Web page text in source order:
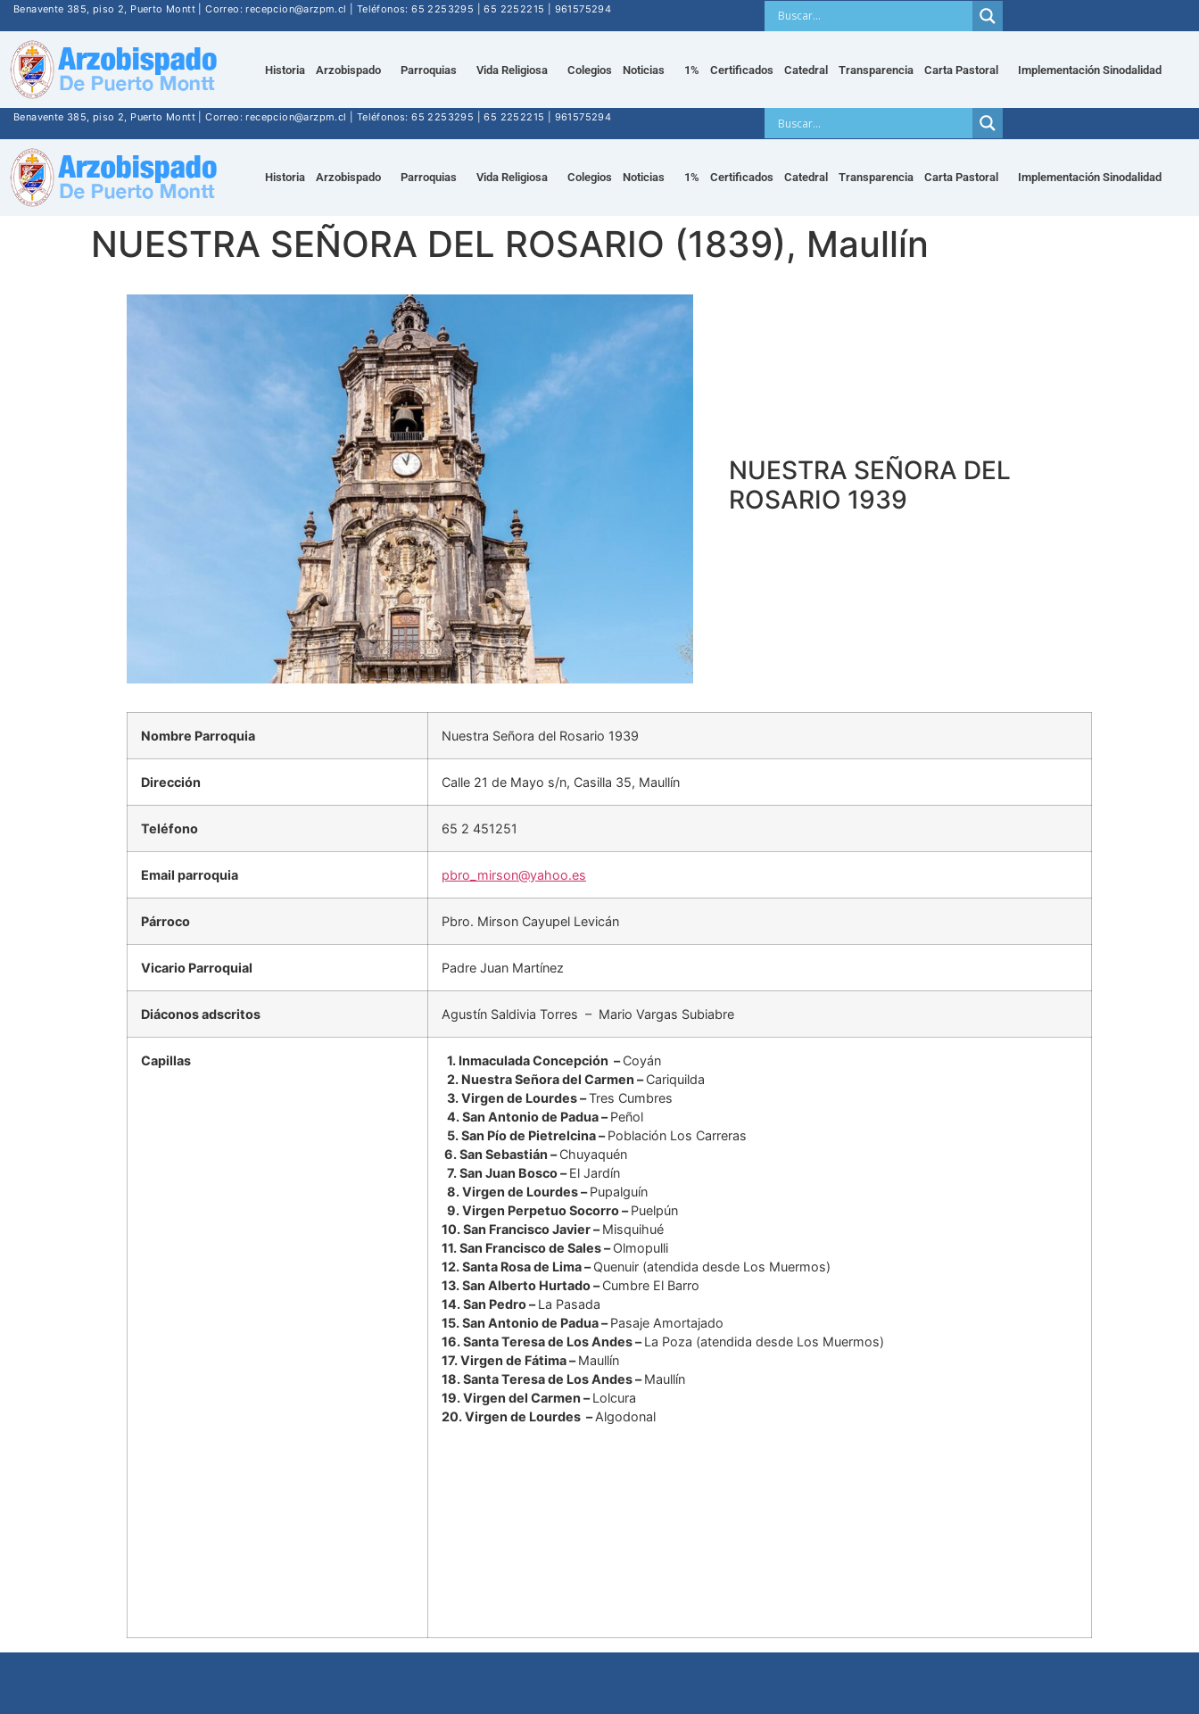
Benavente 385, piso 2, Puerto Montt | Correo: recepcion@arzpm.cl | Teléfonos: 65 2253295 | 65 2252215 | 961575294
Historia Arzobispado Parroquias Vida Religiosa Colegios Noticias 1% Certificados Catedral Transparencia Carta Pastoral Implementación Sinodalidad
Benavente 385, piso 2, Puerto Montt | Correo: recepcion@arzpm.cl | Teléfonos: 65 2253295 | 65 2252215 | 961575294
Historia Arzobispado Parroquias Vida Religiosa Colegios Noticias 1% Certificados Catedral Transparencia Carta Pastoral Implementación Sinodalidad
NUESTRA SEÑORA DEL ROSARIO (1839), Maullín
NUESTRA SEÑORA DEL
ROSARIO 1939
Nombre Parroquia Nuestra Señora del Rosario 1939
Dirección Calle 21 de Mayo s/n, Casilla 35, Maullín
Teléfono 65 2 451251
Email parroquia pbro_mirson@yahoo.es
Párroco Pbro. Mirson Cayupel Levicán
Vicario Parroquial Padre Juan Martínez
Diáconos adscritos Agustín Saldivia Torres – Mario Vargas Subiabre
Capillas 1. Inmaculada Concepción –Coyán
2. Nuestra Señora del Carmen –Cariquilda
3. Virgen de Lourdes –Tres Cumbres
4. San Antonio de Padua –Peñol
5. San Pío de Pietrelcina –Población Los Carreras
6. San Sebastián –Chuyaquén
7. San Juan Bosco –El Jardín
8. Virgen de Lourdes –Pupalguín
9. Virgen Perpetuo Socorro –Puelpún
10. San Francisco Javier –Misquihué
11. San Francisco de Sales –Olmopulli
12. Santa Rosa de Lima –Quenuir (atendida desde Los Muermos)
13. San Alberto Hurtado –Cumbre El Barro
14. San Pedro –La Pasada
15. San Antonio de Padua –Pasaje Amortajado
16. Santa Teresa de Los Andes –La Poza (atendida desde Los Muermos)
17. Virgen de Fátima –Maullín
18. Santa Teresa de Los Andes –Maullín
19. Virgen del Carmen –Lolcura
20. Virgen de Lourdes –Algodonal